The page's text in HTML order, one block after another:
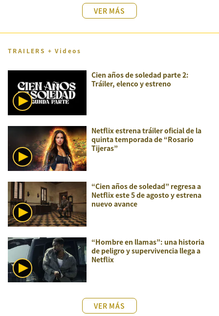
VER MÁS
TRAILERS + Videos
Cien años de soledad parte 2:
Tráiler, elenco y estreno
Netflix estrena tráiler oficial de la
quinta temporada de “Rosario
Tijeras”
“Cien años de soledad” regresa a
Netflix este 5 de agosto y estrena
nuevo avance
“Hombre en llamas”: una historia
de peligro y supervivencia llega a
Netflix
VER MÁS